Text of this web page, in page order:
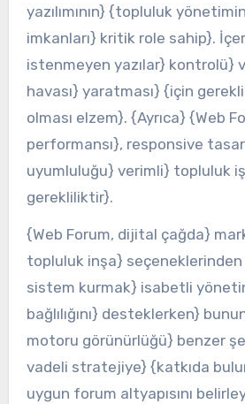
yazılımının} {topluluk
imkanları} kritik role sahip}.
istenmeyen yazılar} kontrolü}
havası} yaratması} {için
olması elzem}. {Ayrıca} {Web
performansı}, responsive
uyumluluğu} verimli} topluluk
gerekliliktir}.
{Web Forum, dijital çağda}
topluluk inşa} seçeneklerinden
sistem kurmak} isabetli
bağlılığını} desteklerken}
motoru görünürlüğü} benzer
vadeli stratejiye} {katkıda
uygun forum altyapısını